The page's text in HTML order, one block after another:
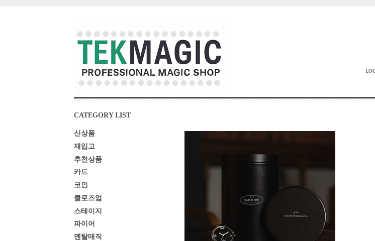
CATEGORY LIST
신상품
재입고
추천상품
카드
코인
클로즈업
스테이지
파이어
멘탈매직